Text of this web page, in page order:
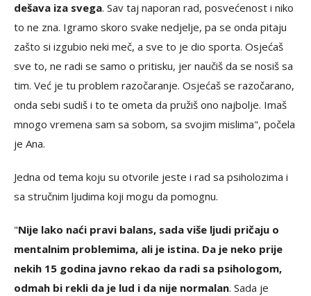
dešava iza svega. Sav taj naporan rad, posvećenost i niko
to ne zna. Igramo skoro svake nedjelje, pa se onda pitaju
zašto si izgubio neki meč, a sve to je dio sporta. Osjećaš
sve to, ne radi se samo o pritisku, jer naučiš da se nosiš sa
tim. Već je tu problem razočaranje. Osjećaš se razočarano,
onda sebi sudiš i to te ometa da pružiš ono najbolje. Imaš
mnogo vremena sam sa sobom, sa svojim mislima", počela
je Ana.
Jedna od tema koju su otvorile jeste i rad sa psiholozima i
sa stručnim ljudima koji mogu da pomognu.
"Nije lako naći pravi balans, sada više ljudi pričaju o
mentalnim problemima, ali je istina. Da je neko prije
nekih 15 godina javno rekao da radi sa psihologom,
odmah bi rekli da je lud i da nije normalan. Sada je